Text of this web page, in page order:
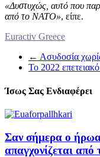
«Δυστυχώς, αυτό που
από το ΝΑΤΟ», είπε.
Euractiv Greece
← Ασυδοσία
Το 2022
Ίσως Σας Ενδιαφέρει
Σαν σήμερα ο
απαγχονίζεται